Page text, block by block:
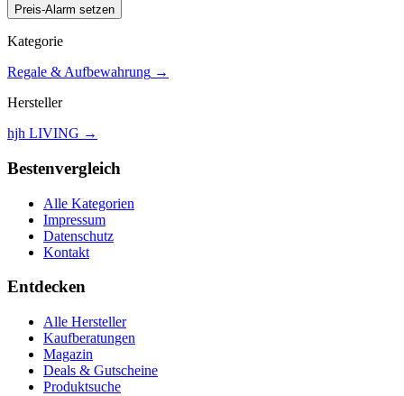
Preis-Alarm setzen
Kategorie
Regale & Aufbewahrung →
Hersteller
hjh LIVING →
Bestenvergleich
Alle Kategorien
Impressum
Datenschutz
Kontakt
Entdecken
Alle Hersteller
Kaufberatungen
Magazin
Deals & Gutscheine
Produktsuche